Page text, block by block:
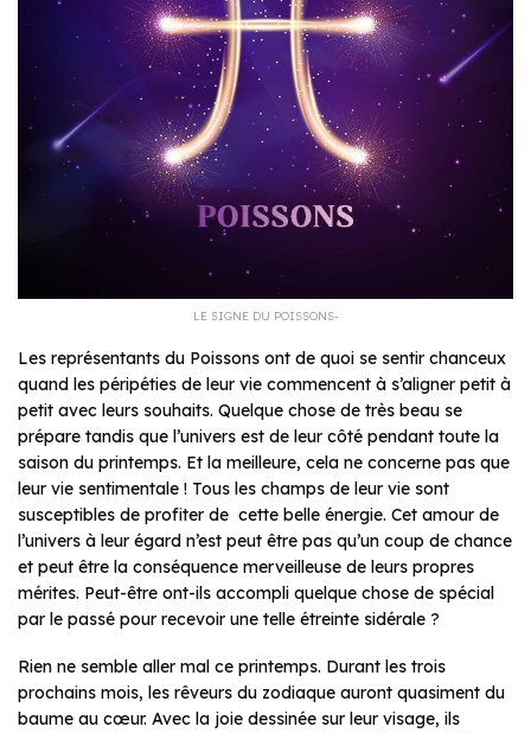
LE SIGNE DU POISSONS-
Les représentants du Poissons ont de quoi se sentir chanceux
quand les péripéties de leur vie commencent à s’aligner petit à
petit avec leurs souhaits. Quelque chose de très beau se
prépare tandis que l’univers est de leur côté pendant toute la
saison du printemps. Et la meilleure, cela ne concerne pas que
leur vie sentimentale ! Tous les champs de leur vie sont
susceptibles de profiter de cette belle énergie. Cet amour de
l’univers à leur égard n’est peut être pas qu’un coup de chance
et peut être la conséquence merveilleuse de leurs propres
mérites. Peut-être ont-ils accompli quelque chose de spécial
par le passé pour recevoir une telle étreinte sidérale ?
Rien ne semble aller mal ce printemps. Durant les trois
prochains mois, les rêveurs du zodiaque auront quasiment du
baume au cœur. Avec la joie dessinée sur leur visage, ils